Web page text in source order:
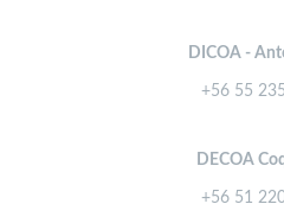
DICOA -
+56 55
DECOA
+56 51